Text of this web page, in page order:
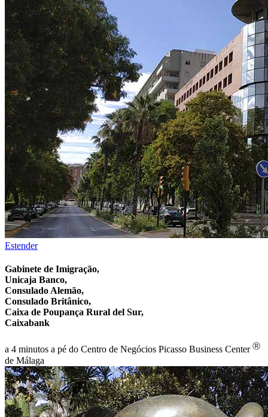
Estender
Gabinete de Imigração,
Unicaja Banco,
Consulado Alemão,
Consulado Britânico,
Caixa de Poupança Rural del Sur,
Caixabank
a 4 minutos a pé do Centro de Negócios Picasso Business Center Ⓡ
de Málaga